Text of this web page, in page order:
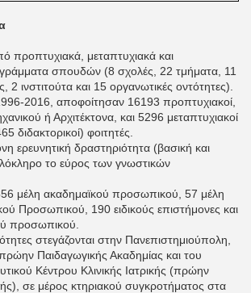
προπτυχιακά, μεταπτυχιακά και
σπουδών (8 σχολές, 22 τμήματα, 11
2 ινστιτούτα και 15 οργανωτικές οντότητες).
2016, αποφοίτησαν 16193 προπτυχιακοί,
ή Αρχιτέκτονα, και 5296 μεταπτυχιακοί
διδακτορικοί) φοιτητές.
ερευνητική δραστηριότητα (βασική και
το εύρος των γνωστικών
μέλη ακαδημαϊκού προσωπικού, 57 μέλη
Προσωπικού, 190 ειδικούς επιστήμονες και
προσωπικού.
στεγάζονται στην Πανεπιστημιούπολη,
Παιδαγωγικής Ακαδημίας και του
Κέντρου Κλινικής Ιατρικής (πρώην
σε μέρος κτηριακού συγκροτήματος στα